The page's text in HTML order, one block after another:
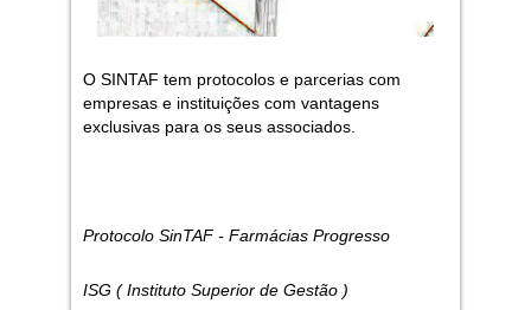
O SINTAF tem protocolos e parcerias com
empresas e instituições com vantagens
exclusivas para os seus associados.
Protocolo SinTAF - Farmácias Progresso
ISG ( Instituto Superior de Gestão )